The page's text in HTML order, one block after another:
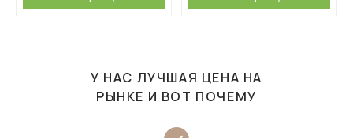
У НАС ЛУЧШАЯ ЦЕНА НА
РЫНКЕ И ВОТ ПОЧЕМУ